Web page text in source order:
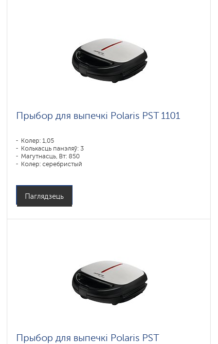
Прыбор для выпечкі Polaris PST 1101
Колер: 1,05
Колькасць панэляў: 3
Магутнасць, Вт: 850
Колер: серебристый
Паглядзець
Прыбор для выпечкі Polaris PST